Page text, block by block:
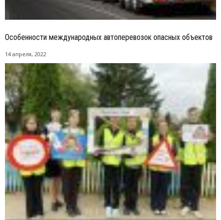
Особенности международных автоперевозок опасных объектов
14 апреля, 2022